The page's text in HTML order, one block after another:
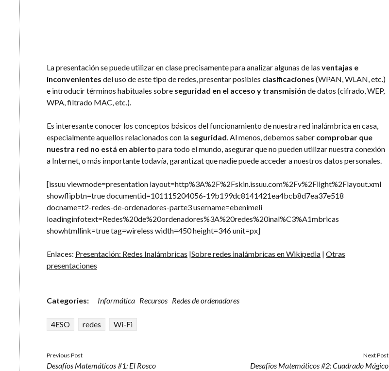
La presentación se puede utilizar en clase precisamente para analizar algunas de las ventajas e
inconvenientes del uso de este tipo de redes, presentar posibles clasificaciones (WPAN, WLAN, etc.)
e introducir términos habituales sobre seguridad en el acceso y transmisión de datos (cifrado, WEP,
WPA, filtrado MAC, etc.).
Es interesante conocer los conceptos básicos del funcionamiento de nuestra red inalámbrica en casa,
especialmente aquellos relacionados con la seguridad. Al menos, debemos saber comprobar que
nuestra red no está en abierto para todo el mundo, asegurar que no pueden utilizar nuestra conexión
a Internet, o más importante todavía, garantizat que nadie puede acceder a nuestros datos personales.
[issuu viewmode=presentation layout=http%3A%2F%2Fskin.issuu.com%2Fv%2Flight%2Flayout.xml
showflipbtn=true documentid=101115204056-19b199dc8141421ea4bcb8d7ea37e518
docname=t2-redes-de-ordenadores-parte3 username=ebenimeli
loadinginfotext=Redes%20de%20ordenadores%3A%20redes%20inal%C3%A1mbricas
showhtmllink=true tag=wireless width=450 height=346 unit=px]
Enlaces: Presentación: Redes Inalámbricas |Sobre redes inalámbricas en Wikipedia| Otras
presentaciones
Categories: Informática Recursos Redes de ordenadores
4ESO redes Wi-Fi
Previous Post
Desafíos Matemáticos #1: El Rosco
Next Post
Desafíos Matemáticos #2: Cuadrado Mágico